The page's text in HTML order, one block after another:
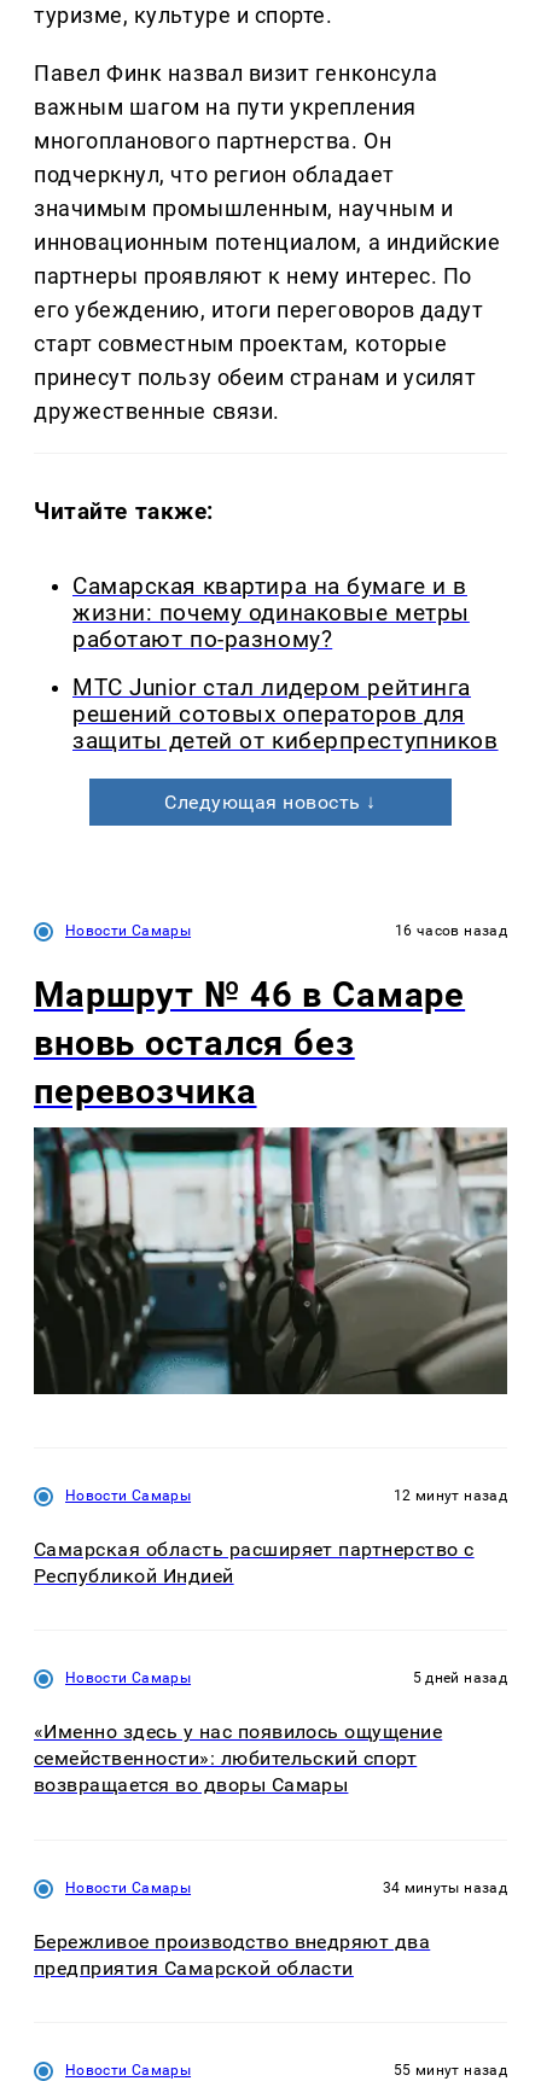
туризме, культуре и спорте.
Павел Финк назвал визит генконсула
важным шагом на пути укрепления
многопланового партнерства. Он
подчеркнул, что регион обладает
значимым промышленным, научным и
инновационным потенциалом, а индийские
партнеры проявляют к нему интерес. По
его убеждению, итоги переговоров дадут
старт совместным проектам, которые
принесут пользу обеим странам и усилят
дружественные связи.
Читайте также:
Самарская квартира на бумаге и в
жизни: почему одинаковые метры
работают по-разному?
МТС Junior стал лидером рейтинга
решений сотовых операторов для
защиты детей от киберпреступников
Следующая новость ↓
Новости Самары 16 часов назад
Маршрут № 46 в Самаре
вновь остался без
перевозчика
Новости Самары 12 минут назад
Самарская область расширяет партнерство с
Республикой Индией
Новости Самары 5 дней назад
«Именно здесь у нас появилось ощущение
семейственности»: любительский спорт
возвращается во дворы Самары
Новости Самары 34 минуты назад
Бережливое производство внедряют два
предприятия Самарской области
Новости Самары 55 минут назад